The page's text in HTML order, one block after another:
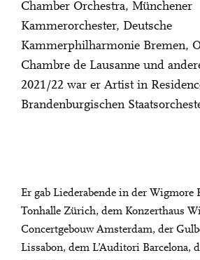
Chamber Orchestra, Münchener
Kammerorchester, Deutsche
Kammerphilharmonie Bremen,
Chambre de Lausanne und
2021/22 war er Artist in
Brandenburgischen
Er gab Liederabende in der Wigmore
Tonhalle Zürich, dem Konzerthaus
Concertgebouw Amsterdam, der
Lissabon, dem L’Auditori Barcelona,